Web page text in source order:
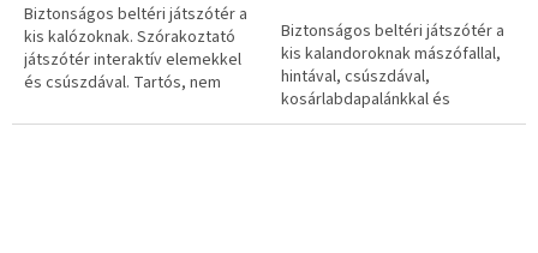
0,0
csillag.
Biztonságos beltéri játszótér a
kis kalózoknak. Szórakoztató
játszótér interaktív elemekkel
és csúszdával. Tartós, nem
Biztonságos beltéri játszótér a
kis kalandoroknak mászófallal,
hintával, csúszdával,
kosárlabdapalánkkal és
függőgyűrűkkel. Tartós,